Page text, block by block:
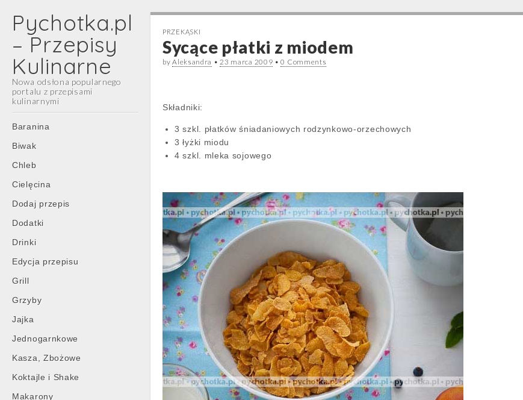
Pychotka.pl
– Przepisy
Kulinarne
Nowa odsłona popularnego
portalu z przepisami
kulinarnymi
Main
menu
Skip
content
Baranina
Biwak
Chleb
Cielęcina
Dodaj przepis
Dodatki
Drinki
Edycja przepisu
Grill
Grzyby
Jajka
Jednogarnkowe
Kasza, Zbożowe
Koktajle i Shake
Makarony
PRZEKĄSKI
Sycące płatki z miodem
byAleksandra •23 marca 2009 •0 Comments
Składniki:
3 szkl. płatków śniadaniowych rodzynkowo-orzechowych
3 łyżki miodu
4 szkl. mleka sojowego